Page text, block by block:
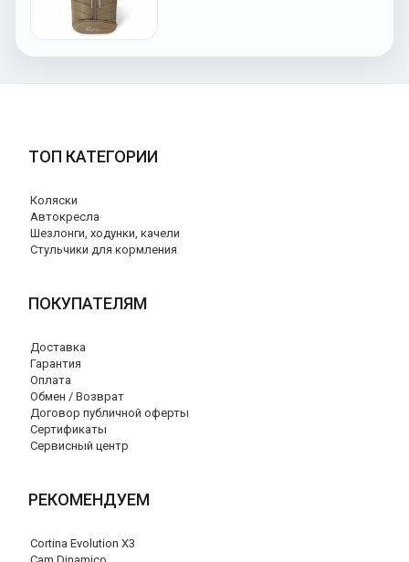
ТОП КАТЕГОРИИ
Коляски
Автокресла
Шезлонги, ходунки, качели
Стульчики для кормления
ПОКУПАТЕЛЯМ
Доставка
Гарантия
Оплата
Обмен / Возврат
Договор публичной оферты
Сертификаты
Сервисный центр
РЕКОМЕНДУЕМ
Cortina Evolution X3